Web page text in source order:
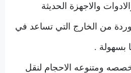
والاجهزة الحديثة
من الخارج التي تساعد في
بسهولة .
ومتنوعه الاحجام لنقل